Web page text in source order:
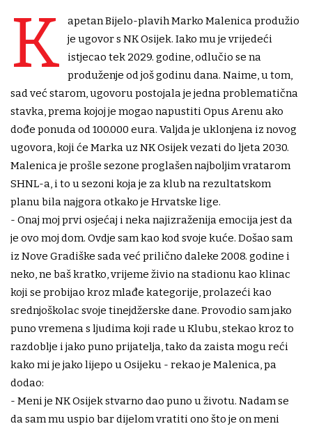
K
apetan Bijelo-plavih Marko Malenica produžio
je ugovor s NK Osijek. Iako mu je vrijedeći
istjecao tek 2029. godine, odlučio se na
produženje od još godinu dana. Naime, u tom,
sad već starom, ugovoru postojala je jedna problematična
stavka, prema kojoj je mogao napustiti Opus Arenu ako
dođe ponuda od 100.000 eura. Valjda je uklonjena iz novog
ugovora, koji će Marka uz NK Osijek vezati do ljeta 2030.
Malenica je prošle sezone proglašen najboljim vratarom
SHNL-a, i to u sezoni koja je za klub na rezultatskom
planu bila najgora otkako je Hrvatske lige.
- Onaj moj prvi osjećaj i neka najizraženija emocija jest da
je ovo moj dom. Ovdje sam kao kod svoje kuće. Došao sam
iz Nove Gradiške sada već prilično daleke 2008. godine i
neko, ne baš kratko, vrijeme živio na stadionu kao klinac
koji se probijao kroz mlađe kategorije, prolazeći kao
srednjoškolac svoje tinejdžerske dane. Provodio sam jako
puno vremena s ljudima koji rade u Klubu, stekao kroz to
razdoblje i jako puno prijatelja, tako da zaista mogu reći
kako mi je jako lijepo u Osijeku - rekao je Malenica, pa
dodao:
- Meni je NK Osijek stvarno dao puno u životu. Nadam se
da sam mu uspio bar dijelom vratiti ono što je on meni